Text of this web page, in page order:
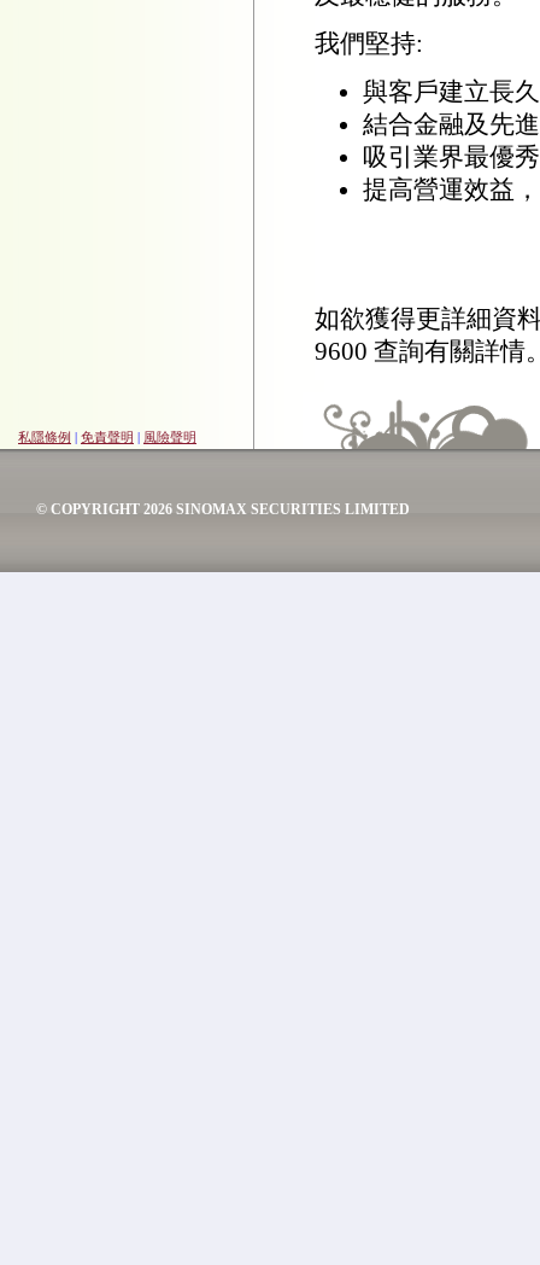
私隱條例 | 免責聲明 | 風險聲明
© COPYRIGHT 2026 SINOMAX SECURITIES LIMITED